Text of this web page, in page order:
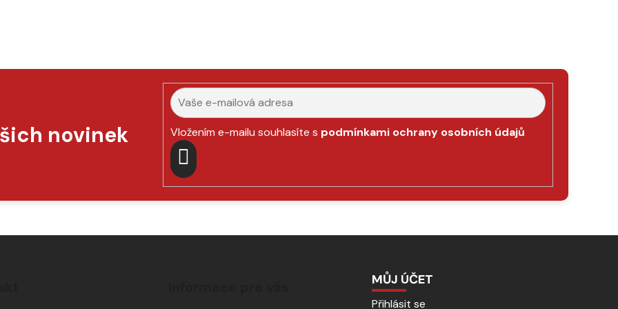
novinek Vložením e-mailu souhlasíte s podmínkami ochrany osobních údajů
PŘIHLÁSIT
SE
MŮJ ÚČET
Přihlásit se